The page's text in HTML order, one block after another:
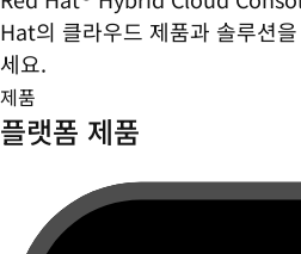
Hat의 클라우드 제품과 솔루션
세요.
제품
플랫폼 제품